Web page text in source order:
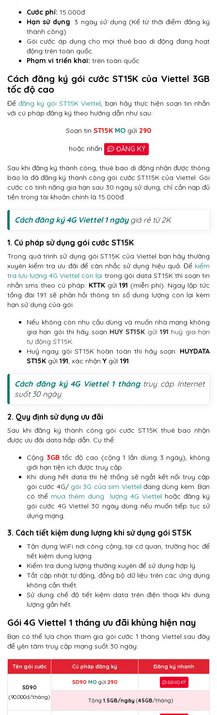
Cước phí: 15.000đ
Hạn sử dụng: 3 ngày sử dụng (Kể từ thời điểm đăng ký
thành công)
Gói cước áp dụng cho mọi thuê bao di động đang hoạt
động trên toàn quốc.
Phạm vi triển khai: trên toàn quốc
Cách đăng ký gói cước ST15K của Viettel 3GB
tốc độ cao
Đểđăng ký gói ST15K Viettel, bạn hãy thực hiện soạn tin nhắn
với cú pháp đăng ký theo hướng dẫn như sau:
Soạn tin ST15K MO gửi 290
hoặc nhấn ĐĂNG KÝ
Sau khi đăng ký thành công, thuê bao di động nhận được thông
báo là đã đăng ký thành công gói cước ST115K của Viettel. Gói
cước có tính năng gia hạn sau 30 ngày sử dụng, chỉ cần nạp đủ
tiền trong tài khoản chính là 15.000đ.
Cách đăng ký 4G Viettel 1 ngàygiá rẻ từ 2K
1. Cú pháp sử dụng gói cước ST15K
Trong quá trình sử dụng gói ST15K của Viettel bạn hãy thường
xuyên kiểm tra ưu đãi để cân nhắc sử dụng hiệu quả. Để kiểm
tra lưu lượng 4G Viettel còn lại trong gói data ST15K thì soạn tin
nhắn sms theo cú pháp: KTTKgửi191 (miễn phí). Ngay lập tức
tổng đài 191 sẽ phản hồi thông tin số dung lượng còn lại kèm
hạn sử dụng của gói.
Nếu không còn nhu cầu dùng và muốn nhà mạng không
gia hạn gói thì hãy soạn HUY ST15K gửi 191 huỷ gia hạn
tự động ST15K.
Huỷ ngay gói ST15K hoàn toàn thì hãy soạn: HUYDATA
ST15K gửi 191, xác nhận Y gửi 191.
Cách đăng ký 4G Viettel 1 thángtruy cập Internet
suốt 30 ngày
2. Quy định sử dụng ưu đãi
Sau khi đăng ký thành công gói cước ST15K thuê bao nhận
được ưu đãi data hấp dẫn. Cụ thể:
Cộng 3GBtốc độ cao (cộng 1 lần dùng 3 ngày), không
giới hạn tiện ích được truy cập.
Khi dùng hết data thì hệ thống sẽ ngắt kết nối truy cập
gói cước 4G/ gói 3G của sim Viettel đang dùng kèm. Bạn
có thể mua thêm dung lượng 4G Viettel hoặc đăng ký
gói cước 4G Viettel 30 ngày dùng nếu muốn tiếp tục sử
dụng mạng.
3. Cách tiết kiệm dung lượng khi sử dụng gói ST5K
Tận dụng WiFi nơi công cộng, tại cơ quan, trường học để
tiết kiệm dung lượng.
Kiểm tra dung lượng thường xuyên để sử dụng hợp lý.
Tắt cập nhật tự động, đồng bộ dữ liệu trên các ứng dụng
không cần thiết.
Sử dụng chế độ tiết kiệm data trên điện thoại khi dung
lượng gần hết.
Gói 4G Viettel 1 tháng ưu đãi khủng hiện nay
Bạn có thể lựa chọn tham gia gói cước 1 tháng Viettel sau đây
để yên tâm truy cập mạng suốt 30 ngày:
Tên gói cước Cú pháp đăng ký Đăng ký nhanh
SD90
(90.000đ/tháng)
SD90 MO gửi 290 ĐĂNG KÝ
Tặng 1.5GB/ngày (45GB/tháng)